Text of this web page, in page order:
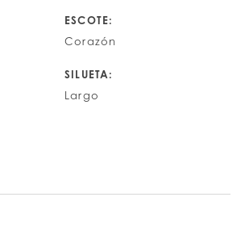
ESCOTE:
Corazón
SILUETA:
Largo